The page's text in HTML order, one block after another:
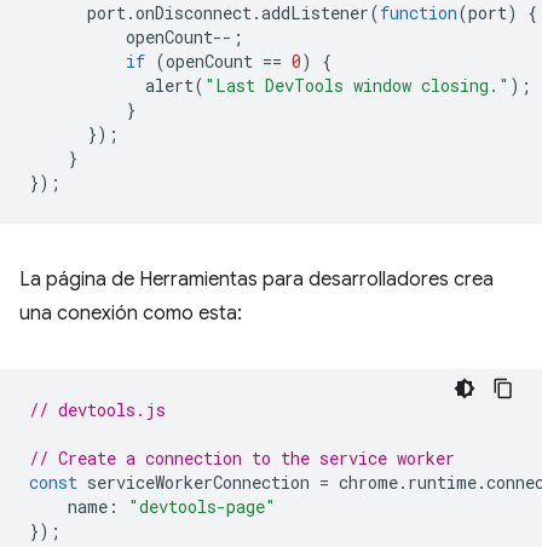
port.onDisconnect.addListener(function(port)
{
openCount-- ;
if (openCount == 0)
{
alert( "Last DevTools window closing." );
}
});
}
});
La página de Herramientas para desarrolladores crea
una conexión como esta:
// devtools.js
// Create a connection to the service worker
const serviceWorkerConnection = chrome. runtime.
name :
"devtools-page"
});